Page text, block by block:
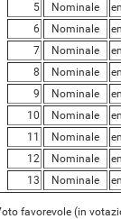
5
Nominale
6
Nominale
7
Nominale
8
Nominale
9
Nominale
10
Nominale
11
Nominale
12
Nominale
13
Nominale
favorevole (in